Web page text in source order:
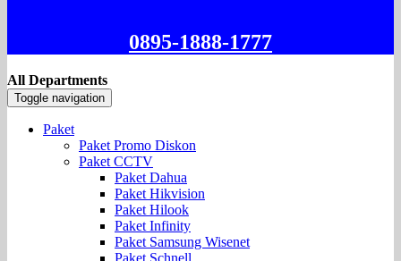
0895-1888-1777
All Departments
Toggle navigation
Paket
Paket Promo Diskon
Paket CCTV
Paket Dahua
Paket Hikvision
Paket Hilook
Paket Infinity
Paket Samsung Wisenet
Paket Schnell